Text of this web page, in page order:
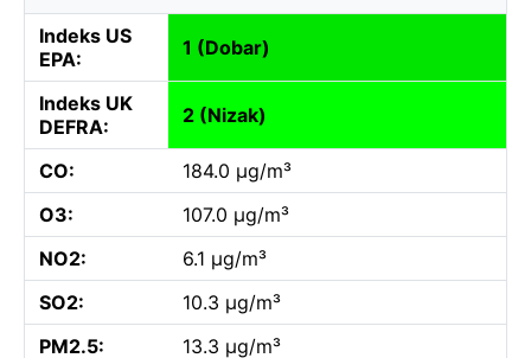
Indeks US
EPA:
1 (Dobar)
Indeks UK
DEFRA:
2 (Nizak)
CO:
184.0 µg/m³
O3:
107.0 µg/m³
NO2:
6.1 µg/m³
SO2:
10.3 µg/m³
PM2.5:
13.3 µg/m³